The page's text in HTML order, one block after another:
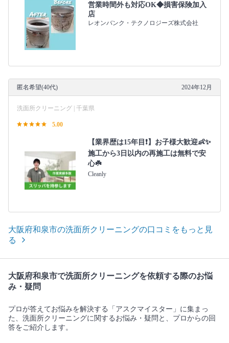
営業時間外も対応OK◆損害保険加入
店
レオンバンク・テクノロジーズ株式会社
匿名希望(40代) 2024年12月
洗面所クリーニング | 千葉県
5.00
【業界歴は15年目❗️】お子様大歓迎👶✨
施工から3日以内の再施工は無料で安
心☘️
Cleanly
大阪府和泉市の洗面所クリーニングの口コミをもっと見
る
大阪府和泉市で洗面所クリーニングを依頼する際のお悩
み・疑問
プロが答えてお悩みを解決する「アスクマイスター」に集まっ
た、洗面所クリーニングに関するお悩み・疑問と、プロからの回
答をご紹介します。